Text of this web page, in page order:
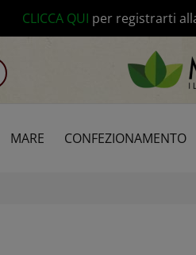
CLICCA QUI per registrarti
MARE CONFEZIONAMENTO